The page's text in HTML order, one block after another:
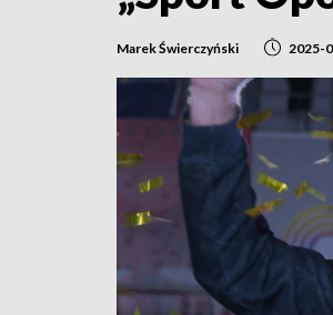
Marek Świerczyński 2025-